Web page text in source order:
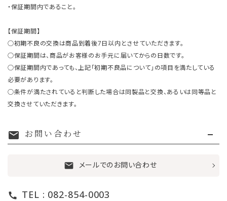
・保証期間内であること。
【保証期間】
○初期不良の交換は商品到着後7日以内とさせていただきます。
○保証期間は、商品がお客様のお手元に届いてからの日数です。
○保証期間内であっても、上記「初期不良品について」の項目を満たしている
必要があります。
○条件が満たされていると判断した場合は同製品と交換、あるいは同等品と
交換させていただきます。
mail お問い合わせ
mail メールでのお問い合わせ
call TEL : 082-854-0003